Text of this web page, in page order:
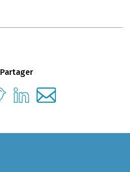
Partager